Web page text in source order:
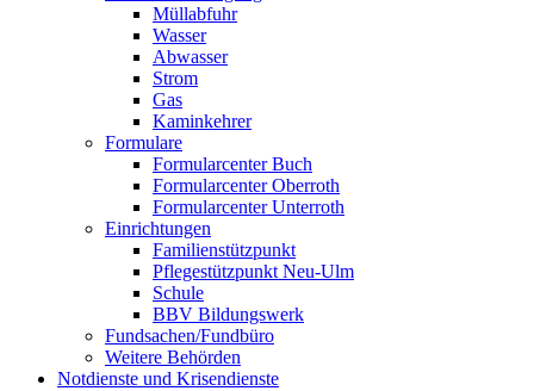
Müllabfuhr
Wasser
Abwasser
Strom
Gas
Kaminkehrer
Formulare
Formularcenter Buch
Formularcenter Oberroth
Formularcenter Unterroth
Einrichtungen
Familienstützpunkt
Pflegestützpunkt Neu-Ulm
Schule
BBV Bildungswerk
Fundsachen/Fundbüro
Weitere Behörden
Notdienste und Krisendienste